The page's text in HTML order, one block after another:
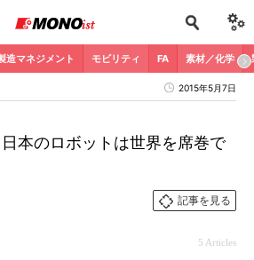
造マネジメント モビリティ FA 素材／化学
2015年5月7日
日本のロボットは世界を席巻で
記事を見る
5 Articles